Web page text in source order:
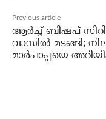
Previous article
ആര്‍ച്ച് ബിഷപ്
വാസില്‍ മടങ്ങി;
മാര്‍പാപ്പയെ